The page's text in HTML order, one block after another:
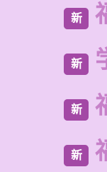
新
新
新
新